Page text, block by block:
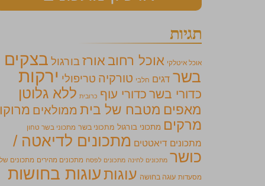
תגיות
אוכל איטלקי אוכל רחוב אורזבורגול בצקים
בשר דגים חלבי טורקיה טריפולי ירקות
כדורי בשר כדורי עוף כרובית ללא גלוטן
מאפים מטבח של בית ממולאים מרוקו
מרקים מתכוני בורגול מתכוני בשר מתכוני בשר טחון
מתכונים דיאטטים מתכונים לדיאטה /
כושר מתכונים לחינה מתכונים לפסח מתכונים מהירים מתכונים של
מסעדות עוגה בחושה עוגותעוגות בחושות